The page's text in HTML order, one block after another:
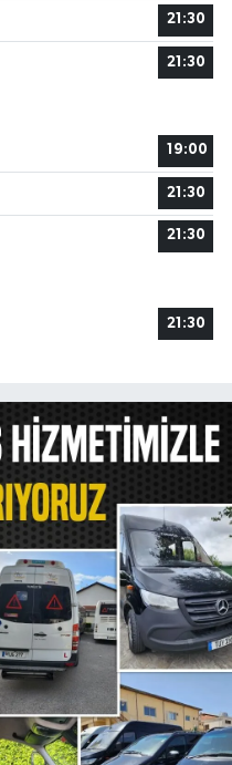
21:30
21:30
19:00
21:30
21:30
21:30